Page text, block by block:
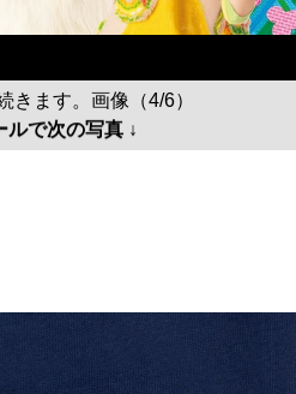
きます。画像（4/6）
ルで次の写真 ↓